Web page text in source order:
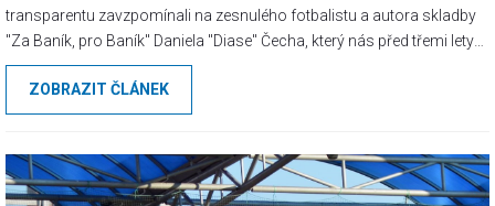
transparentu zavzpomínali na zesnulého fotbalistu a autora skladby
"Za Baník, pro Baník" Daniela "Diase" Čecha, který nás před třemi lety
navždy opustil. Utkání navštívilo 4123 diváků a premiéru si odbyl nový
chorál:
ZOBRAZIT ČLÁNEK